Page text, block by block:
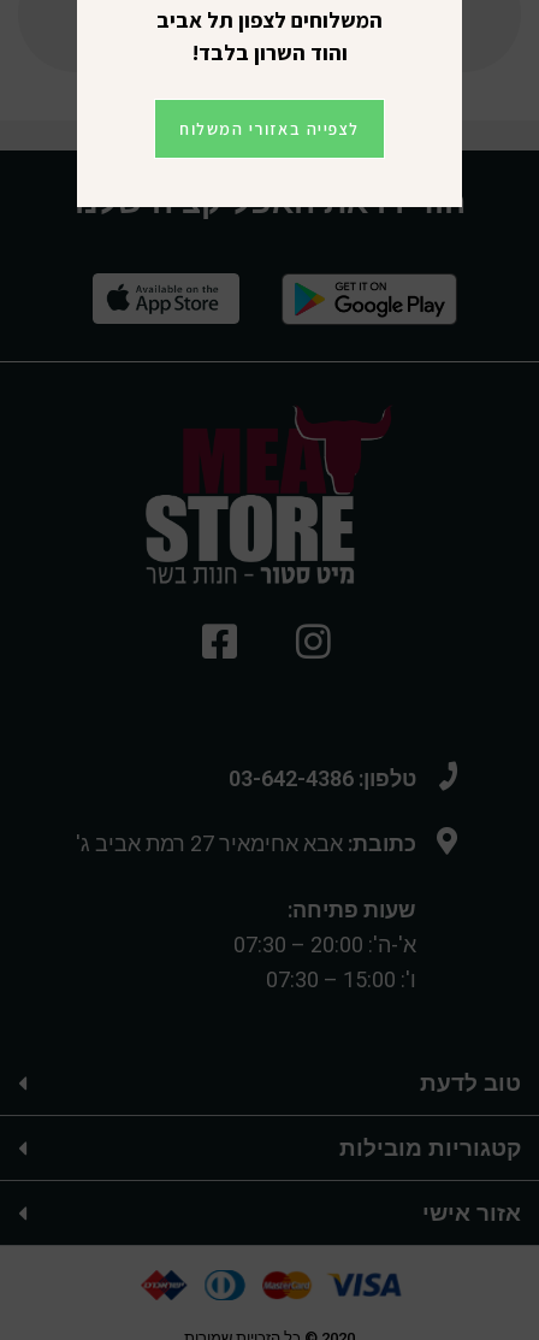
הורידו את האפליקציה שלנו
טלפון: 03-642-4386
כתובת: אבא אחימאיר 27 רמת אביב ג'
שעות פתיחה:
א'-ה': 20:00 – 07:30
ו': 15:00 – 07:30
טוב לדעת
קטגוריות מובילות
אזור אישי
המשלוחים לצפון תל אביב
והוד השרון בלבד!
לצפייה באזורי המשלוח